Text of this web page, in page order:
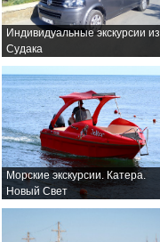
Индивидуальные экскурсии из
Судака
Морские экскурсии. Катера.
Новый Свет